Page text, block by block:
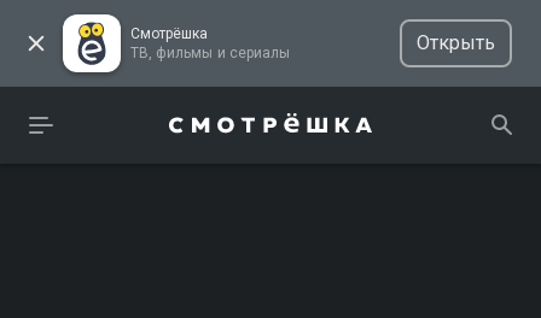
Смотрёшка
ТВ, фильмы и сериалы
Открыть